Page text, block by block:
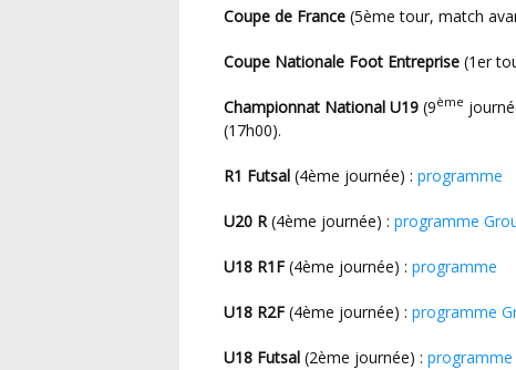
Coupe de France (5ème tour, match
Coupe Nationale Foot Entreprise (1er
Championnat National U19 (9ème
(17h00).
R1 Futsal (4ème journée) : programme
U20 R (4ème journée) : programme
U18 R1F (4ème journée) : programme
U18 R2F (4ème journée) : programme
U18 Futsal (2ème journée) : programme